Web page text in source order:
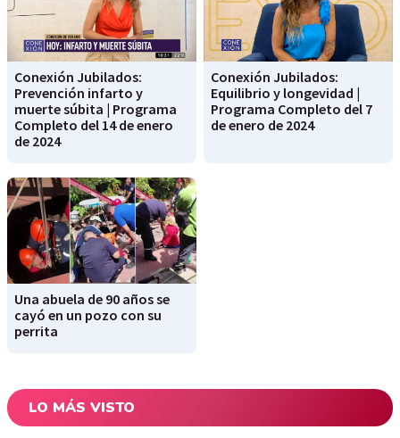
Conexión Jubilados:
Prevención infarto y
muerte súbita | Programa
Completo del 14 de enero
de 2024
Conexión Jubilados:
Equilibrio y longevidad |
Programa Completo del 7
de enero de 2024
Una abuela de 90 años se
cayó en un pozo con su
perrita
LO MÁS VISTO